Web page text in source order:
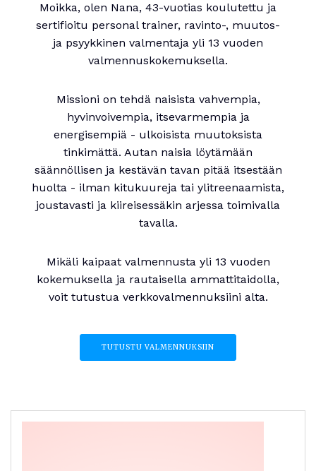
Moikka, olen Nana, 43-vuotias koulutettu ja
sertifioitu personal trainer, ravinto-, muutos-
ja psyykkinen valmentaja yli 13 vuoden
valmennuskokemuksella.
Missioni on tehdä naisista vahvempia,
hyvinvoivempia, itsevarmempia ja
energisempiä - ulkoisista muutoksista
tinkimättä. Autan naisia löytämään
säännöllisen ja kestävän tavan pitää itsestään
huolta - ilman kitukuureja tai ylitreenaamista,
joustavasti ja kiireisessäkin arjessa toimivalla
tavalla.
Mikäli kaipaat valmennusta yli 13 vuoden
kokemuksella ja rautaisella ammattitaidolla,
voit tutustua verkkovalmennuksiini alta.
TUTUSTU VALMENNUKSIIN